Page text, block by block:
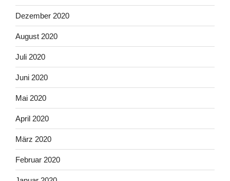
Dezember 2020
August 2020
Juli 2020
Juni 2020
Mai 2020
April 2020
März 2020
Februar 2020